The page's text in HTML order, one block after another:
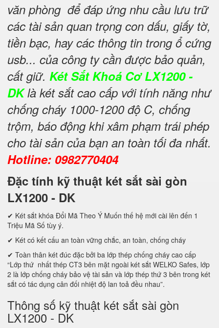
văn phòng để đáp ứng nhu cầu lưu trữ
các tài sản quan trọng con dấu, giấy tờ,
tiền bạc, hay các thông tin trong ổ cứng
usb... của công ty cần được bảo quản,
cất giữ. Két Sắt Khoá Cơ LX1200 -
DKlà két sắt cao cấp với tính năng như
chống cháy 1000-1200 độ C, chống
trộm, báo động khi xâm phạm trái phép
cho tài sản của bạn an toàn tối đa nhất.
Hotline: 0982770404
Đặc tính kỹ thuật két sắt sài gòn
LX1200 - DK
✔ Két sắt khóa Đổi Mã Theo Ý Muốn thế hệ mới cài lên đến 1
Triệu Mã Số tùy ý.
✔ Két có kết cấu an toàn vững chắc, an toàn, chống cháy
✔ Toàn thân két đúc đặc bởi ba lớp thép chống cháy cao cấp
“Lớp thứ nhất thép CT3 bên mặt ngoài két sắt WELKO Safes, lớp
2 là lớp chống cháy bảo vệ tài sản và lớp thép thứ 3 bên trong két
sắt có tác dụng cân đối nhiệt độ lan toả đều nhau”.
Thông số kỹ thuật két sắt sài gòn
LX1200 - DK